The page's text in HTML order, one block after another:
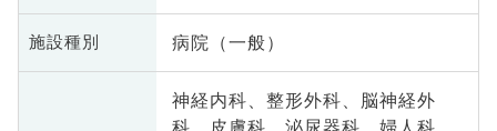
施設種別 病院（一般）
神経内科、整形外科、脳神経外